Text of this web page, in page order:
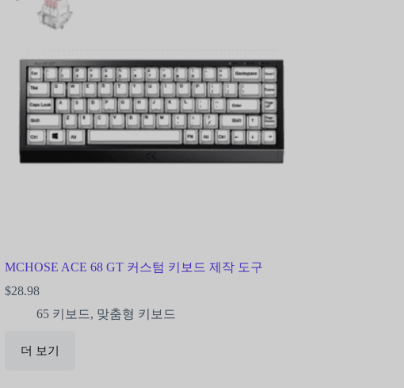
MCHOSE ACE 68 GT 커스텀 키보드 제작 도구
$28.98
65 키보드, 맞춤형 키보드
더 보기